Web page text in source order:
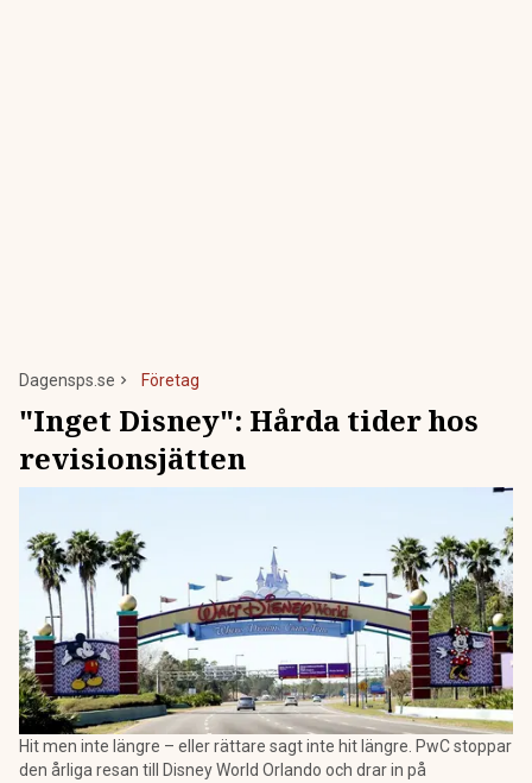
Dagensps.se Företag
"Inget Disney": Hårda tider hos
revisionsjätten
Hit men inte längre – eller rättare sagt inte hit längre. PwC stoppar
den årliga resan till Disney World Orlando och drar in på